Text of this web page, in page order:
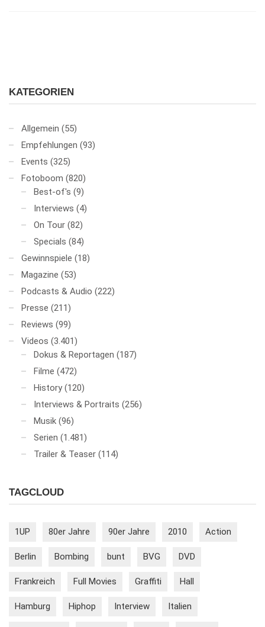
KATEGORIEN
Allgemein (55)
Empfehlungen (93)
Events (325)
Fotoboom (820)
Best-of's (9)
Interviews (4)
On Tour (82)
Specials (84)
Gewinnspiele (18)
Magazine (53)
Podcasts & Audio (222)
Presse (211)
Reviews (99)
Videos (3.401)
Dokus & Reportagen (187)
Filme (472)
History (120)
Interviews & Portraits (256)
Musik (96)
Serien (1.481)
Trailer & Teaser (114)
TAGCLOUD
1UP 80er Jahre 90er Jahre 2010 Action
Berlin Bombing bunt BVG DVD
Frankreich Full Movies Graffiti Hall
Hamburg Hiphop Interview Italien